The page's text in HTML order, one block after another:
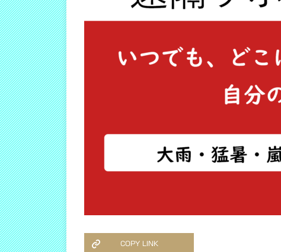
COPY LINK